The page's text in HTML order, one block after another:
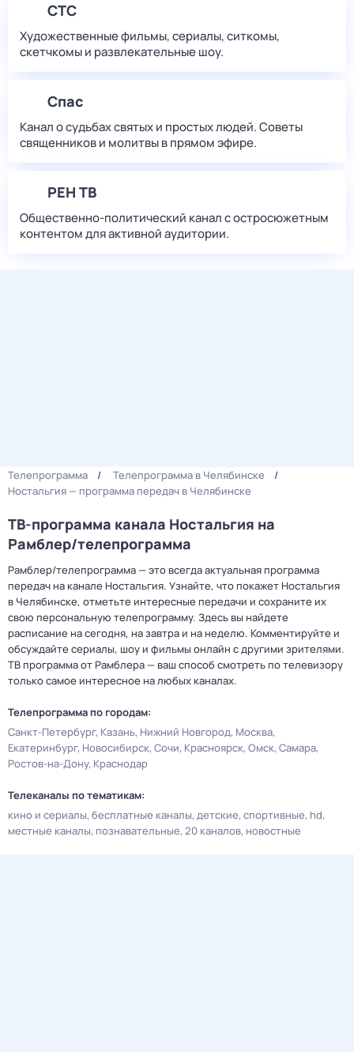
СТС
Художественные фильмы, сериалы, ситкомы,
скетчкомы и развлекательные шоу.
Спас
Канал о судьбах святых и простых людей. Советы
священников и молитвы в прямом эфире.
РЕН ТВ
Общественно-политический канал с остросюжетным
контентом для активной аудитории.
Телепрограмма
Телепрограмма в Челябинске
Ностальгия — программа передач в Челябинске
ТВ-программа канала Ностальгия на
Рамблер/телепрограмма
Рамблер/телепрограмма — это всегда актуальная программа
передач на канале Ностальгия. Узнайте, что покажет Ностальгия
в Челябинске, отметьте интересные передачи и сохраните их
свою персональную телепрограмму. Здесь вы найдете
расписание на сегодня, на завтра и на неделю. Комментируйте и
обсуждайте сериалы, шоу и фильмы онлайн с другими зрителями.
ТВ программа от Рамблера — ваш способ смотреть по телевизору
только самое интересное на любых каналах.
Телепрограмма по городам:
Санкт-Петербург Казань Нижний Новгород Москва
Екатеринбург Новосибирск Сочи Красноярск Омск Самара
Ростов-на-Дону Краснодар
Телеканалы по тематикам:
кино и сериалы бесплатные каналы детские спортивные hd
местные каналы познавательные 20 каналов новостные